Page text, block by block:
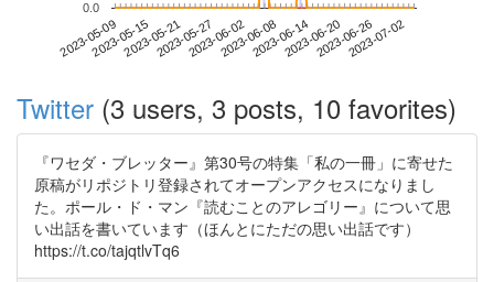
2023-05-092023-05-152023-05-212023-05-272023-06-022023-06-082023-06-142023-06-202023-06-262023-07-02
0.0
Twitter (3 users, 3 posts, 10 favorites)
『ワセダ・ブレッター』第30号の特集「私の一冊」に寄せた
原稿がリポジトリ登録されてオープンアクセスになりまし
た。ポール・ド・マン『読むことのアレゴリー』について思
い出話を書いています（ほんとにただの思い出話です）
https://t.co/tajqtlvTq6